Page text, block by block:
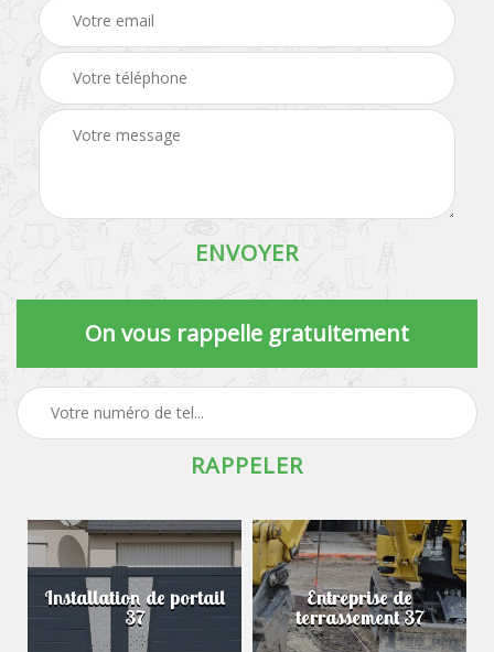
On vous rappelle gratuitement
Installation de portail
37
Entreprise de
terrassement 37